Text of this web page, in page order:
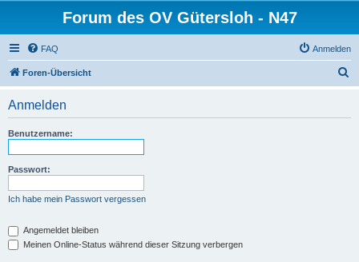
Forum des OV Gütersloh - N47
FAQ Anmelden
Foren-Übersicht
Anmelden
Benutzername:
Passwort:
Ich habe mein Passwort vergessen
Angemeldet bleiben
Meinen Online-Status während dieser Sitzung verbergen